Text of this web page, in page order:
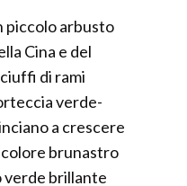
piccolo arbusto
Cina e del
di rami
verde-
a crescere
brunastro
verde brillante